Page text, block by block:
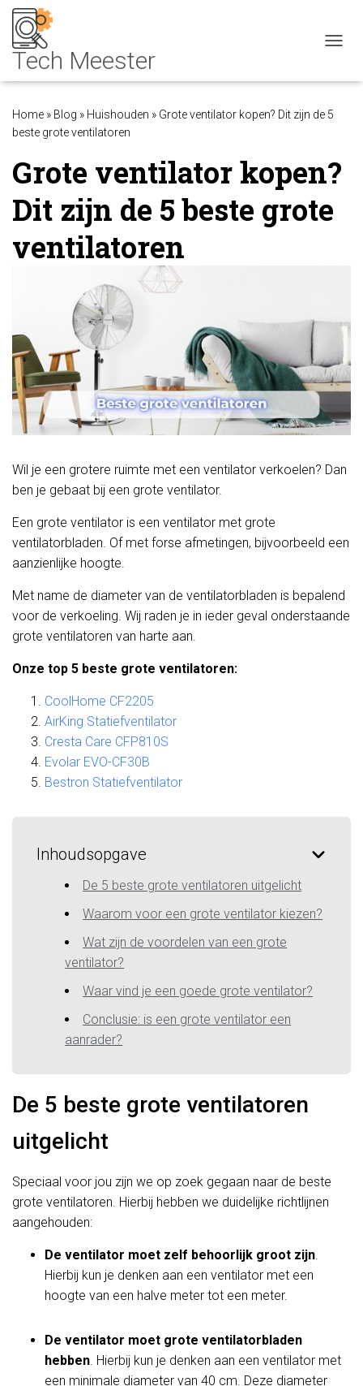
Home » Blog » Huishouden » Grote ventilator kopen? Dit zijn de 5
beste grote ventilatoren
Grote ventilator kopen?
Dit zijn de 5 beste grote
ventilatoren
Wil je een grotere ruimte met een ventilator verkoelen? Dan
ben je gebaat bij een grote ventilator.
Een grote ventilator is een ventilator met grote
ventilatorbladen. Of met forse afmetingen, bijvoorbeeld een
aanzienlijke hoogte.
Met name de diameter van de ventilatorbladen is bepalend
voor de verkoeling. Wij raden je in ieder geval onderstaande
grote ventilatoren van harte aan.
Onze top 5 beste grote ventilatoren:
CoolHome CF2205
AirKing Statiefventilator
Cresta Care CFP810S
Evolar EVO-CF30B
Bestron Statiefventilator
Inhoudsopgave
De 5 beste grote ventilatoren uitgelicht
Waarom voor een grote ventilator kiezen?
Wat zijn de voordelen van een grote
ventilator?
Waar vind je een goede grote ventilator?
Conclusie: is een grote ventilator een
aanrader?
De 5 beste grote ventilatoren
uitgelicht
Speciaal voor jou zijn we op zoek gegaan naar de beste
grote ventilatoren. Hierbij hebben we duidelijke richtlijnen
aangehouden:
De ventilator moet zelf behoorlijk groot zijn.
Hierbij kun je denken aan een ventilator met een
hoogte van een halve meter tot een meter.
De ventilator moet grote ventilatorbladen
hebben. Hierbij kun je denken aan een ventilator met
een minimale diameter van 40 cm. Deze diameter